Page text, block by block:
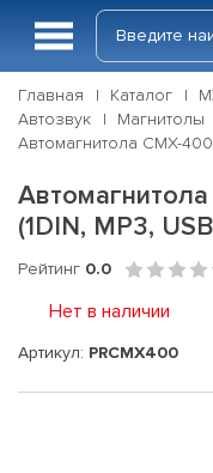
Главная Каталог
Автозвук
Магнитолы
Автомагнитола CMX-
(1DIN, MP3,
Рейтинг 0.0
Нет в наличии
Артикул: PRCMX400